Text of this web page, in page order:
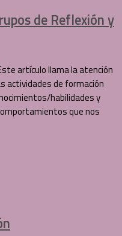
de Reflexión y
artículo llama la atención
actividades de formación
habilidades y
que nos